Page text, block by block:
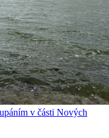
v části Nových